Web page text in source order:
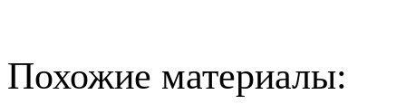
Похожие материалы: